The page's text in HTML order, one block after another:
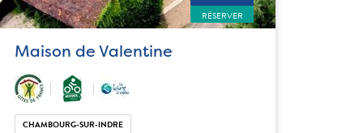
RÉSERVER
Maison de Valentine
CHAMBOURG-SUR-INDRE